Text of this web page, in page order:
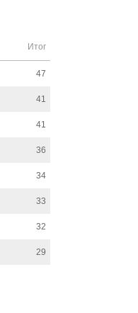
Итог
47
41
41
36
34
33
32
29